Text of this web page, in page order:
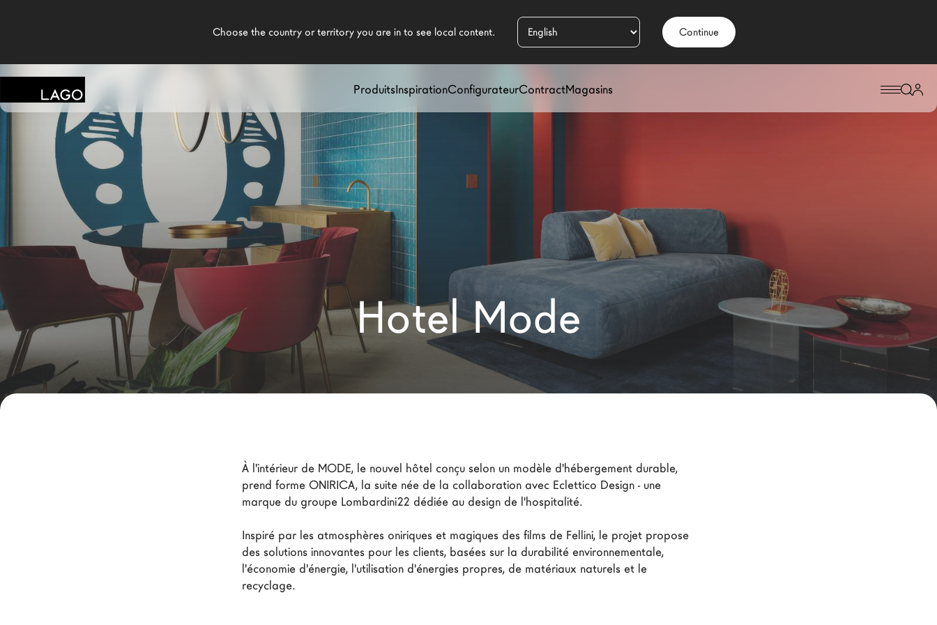
Continue
ProduitsInspirationConfigurateurContractMagasins
Produits
Inspiration
Configurateur
Contract
Magasins
Nouveaux Produits MDW26
Promotions
La Brand
LAGO
Hotel Mode
À l'intérieur de MODE, le nouvel hôtel conçu selon un modèle d'hébergement durable,
prend forme ONIRICA, la suite née de la collaboration avec Eclettico Design - une
marque du groupe Lombardini22 dédiée au design de l'hospitalité.
Inspiré par les atmosphères oniriques et magiques des films de Fellini, le projet propose
des solutions innovantes pour les clients, basées sur la durabilité environnementale,
l'économie d'énergie, l'utilisation d'énergies propres, de matériaux naturels et le
recyclage.